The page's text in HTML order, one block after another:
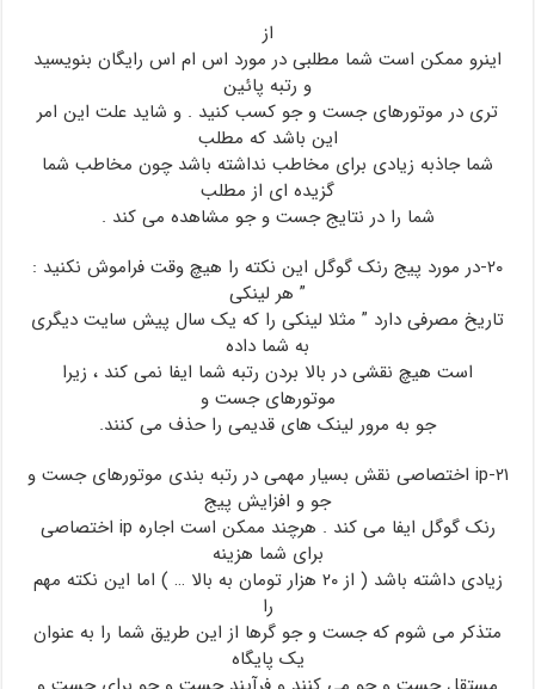
از
اینرو ممکن است شما مطلبی در مورد اس ام اس رایگان بنویسید
و رتبه پائین
تری در موتورهای جست و جو کسب کنید . و شاید علت این امر
این باشد که مطلب
شما جاذبه زیادی برای مخاطب نداشته باشد چون مخاطب شما
گزیده ای از مطلب
شما را در نتایج جست و جو مشاهده می کند .
۲۰-در مورد پیج رنک گوگل این نکته را هیچ وقت فراموش نکنید :
” هر لینکی
تاریخ مصرفی دارد ” مثلا لینکی را که یک سال پیش سایت دیگری
به شما داده
است هیچ نقشی در بالا بردن رتبه شما ایفا نمی کند ، زیرا
موتورهای جست و
جو به مرور لینک های قدیمی را حذف می کنند.
۲۱-ip اختصاصی نقش بسیار مهمی در رتبه بندی موتورهای جست و
جو و افزایش پیج
رنک گوگل ایفا می کند . هرچند ممکن است اجاره ip اختصاصی
برای شما هزینه
زیادی داشته باشد ( از ۲۰ هزار تومان به بالا … ) اما این نکته مهم
را
متذکر می شوم که جست و جو گرها از این طریق شما را به عنوان
یک پایگاه